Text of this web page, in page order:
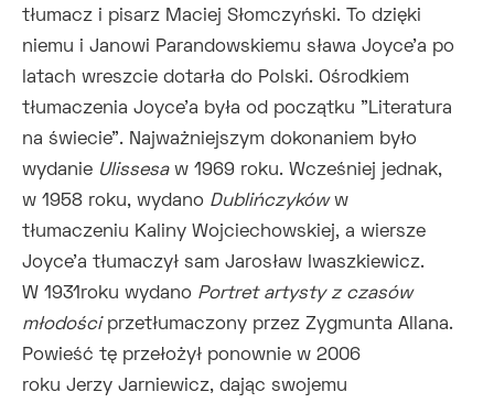
tłumacz i pisarz Maciej Słomczyński. To dzięki
niemu i Janowi Parandowskiemu sława Joyce'a po
latach wreszcie dotarła do Polski. Ośrodkiem
tłumaczenia Joyce'a była od początku "Literatura
na świecie". Najważniejszym dokonaniem było
wydanie Ulissesaw 1969 roku. Wcześniej jednak,
w 1958 roku, wydano Dublińczykóww
tłumaczeniu Kaliny Wojciechowskiej, a wiersze
Joyce'a tłumaczył sam Jarosław Iwaszkiewicz.
W 1931roku wydano Portret artysty z czasów
młodościprzetłumaczony przez Zygmunta Allana.
Powieść tę przełożył ponownie w 2006
roku Jerzy Jarniewicz, dając swojemu